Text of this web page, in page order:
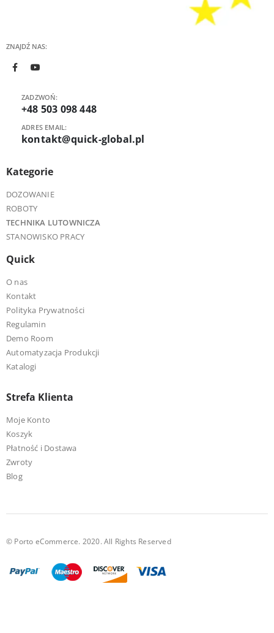
ZNAJDŹ NAS:
ZADZWOŃ:
+48 503 098 448
ADRES EMAIL:
kontakt@quick-global.pl
Kategorie
DOZOWANIE
ROBOTY
TECHNIKA LUTOWNICZA
STANOWISKO PRACY
Quick
O nas
Kontakt
Polityka Prywatności
Regulamin
Demo Room
Automatyzacja Produkcji
Katalogi
Strefa Klienta
Moje Konto
Koszyk
Płatność i Dostawa
Zwroty
Blog
© Porto eCommerce. 2020. All Rights Reserved